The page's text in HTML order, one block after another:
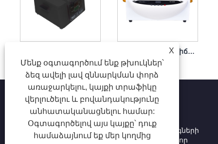
Բարձր ջերմաստիճանի մանրէազերծման պահարան
X
Մենք օգտագործում ենք թխուկներ՝
ձեզ ավելի լավ զննարկման փորձ
առաջարկելու, կայքի տրաֆիկը
վերլուծելու և բովանդակությունը
անհատականացնելու համար:
Օգտագործելով այս կայքը՝ դուք
համաձայնում եք մեր կողմից
Հեղինակային իրավունք © 2025 Shenzhen Ruina
Optoelectronic Co., Ltd - Եղունգների լամպ, եղունգների
փորվածք, եղունգների փոշու կոլեկցիոներ. Բոլոր